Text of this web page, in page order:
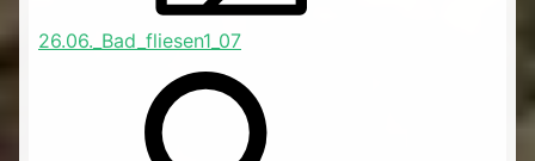
26.06._Bad_fliesen1_07